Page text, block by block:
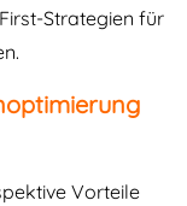
Strategien für
Vorteile